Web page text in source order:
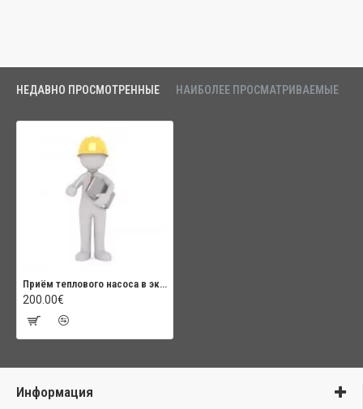
НЕДАВНО ПРОСМОТРЕННЫЕ НАИБОЛЕЕ ПРОСМАТРИВАЕМЫЕ
Приём теплового насоса в эксплуотацию
200.00€
Информация